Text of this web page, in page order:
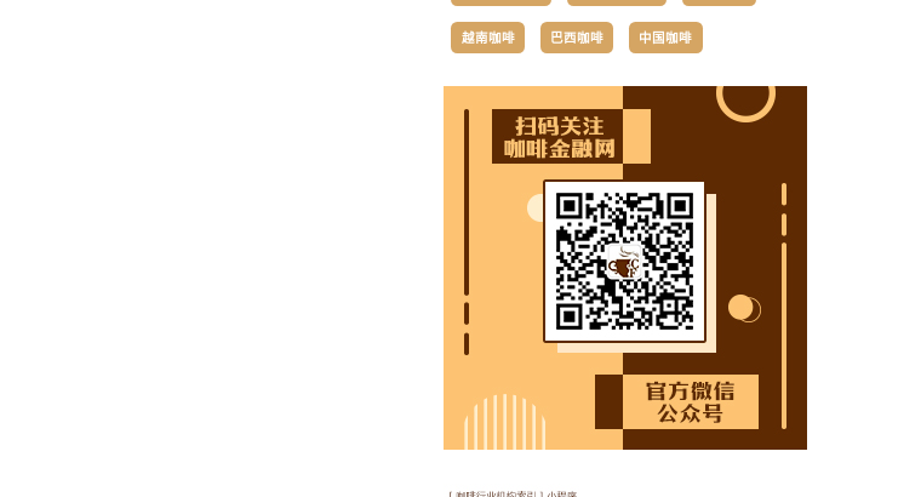
越南咖啡 巴西咖啡 中国咖啡